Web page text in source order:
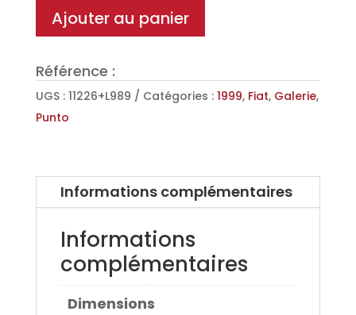
pour
Fiat
2
(188)
5
Ajouter au panier
Référence :
UGS : 11226+L989 Catégories : 1999, Fiat, Galerie,
Punto
Informations complémentaires
Informations
complémentaires
Dimensions